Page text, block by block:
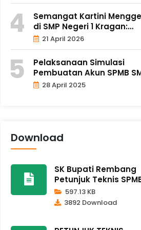
Semangat Kartini
di SMP Negeri 1 Kragan:
Upaca..
21 April 2026
Pelaksanaan Simulasi
Pembuatan Akun SPMB SMA
SMK Tahun..
28 April 2025
Download
SK Bupati Rembang
Petunjuk Teknis
2026/2027
597.13 KB
3892 Download